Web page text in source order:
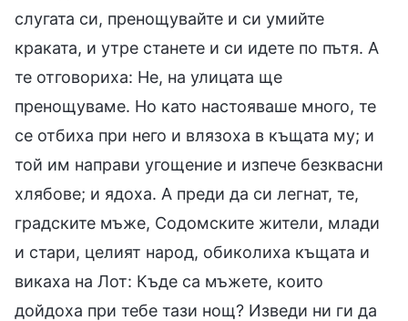
слугата си, пренощувайте и си умийте
краката, и утре станете и си идете по пътя. А
те отговориха: Не, на улицата ще
пренощуваме. Но като настояваше много, те
се отбиха при него и влязоха в къщата му; и
той им направи угощение и изпече безквасни
хлябове; и ядоха. А преди да си легнат, те,
градските мъже, Содомските жители, млади
и стари, целият народ, обиколиха къщата и
викаха на Лот: Къде са мъжете, които
дойдоха при тебе тази нощ? Изведи ни ги да